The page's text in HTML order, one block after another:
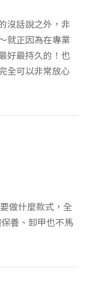
沒話說之外，非
就正因為在專業
好最持久的！也
全可以非常放心
做什麼款式，全
養、卸甲也不馬